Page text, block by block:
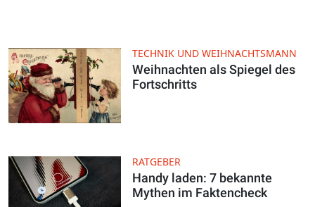
TECHNIK UND WEIHNACHTSMANN
Weihnachten als Spiegel des
Fortschritts
RATGEBER
Handy laden: 7 bekannte
Mythen im Faktencheck